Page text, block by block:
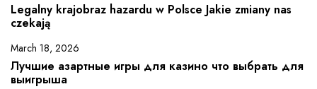
Legalny krajobraz hazardu w Polsce Jakie zmiany nas
czekają
March 18, 2026
Лучшие азартные игры для казино что выбрать для
выигрыша